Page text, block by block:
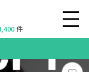
件